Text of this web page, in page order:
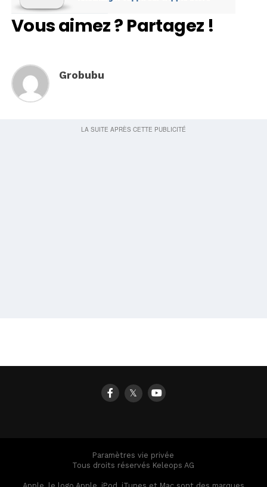
Vous aimez ? Partagez !
Grobubu
𝕏
Paramètres vie privée
Tous droits réservés Keleops AG